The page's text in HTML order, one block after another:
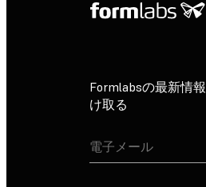
Formlabsの最新情
け取る